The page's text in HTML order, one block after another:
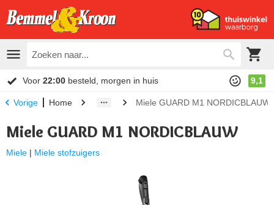
Voor 22:00 besteld, morgen in huis 9,1
Vorige Home Miele GUARD M1 NORDICBLAUW
Miele GUARD M1 NORDICBLAUW
Miele | Miele stofzuigers